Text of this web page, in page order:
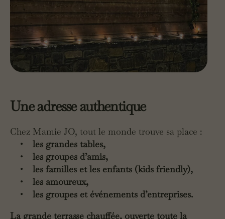
Une adresse authentique
Chez Mamie JO, tout le monde trouve sa place :
• les grandes tables,
• les groupes d’amis,
• les familles et les enfants (kids friendly),
• les amoureux,
• les groupes et événements d’entreprises.
La grande terrasse chauffée, ouverte toute la